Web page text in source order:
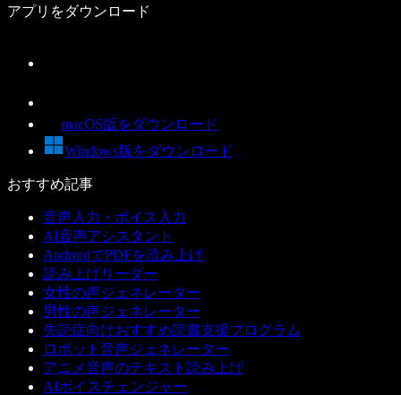
アプリをダウンロード
macOS版をダウンロード
Windows版をダウンロード
おすすめ記事
音声入力・ボイス入力
AI音声アシスタント
AndroidでPDFを読み上げ
読み上げリーダー
女性の声ジェネレーター
男性の声ジェネレーター
失読症向けおすすめ読書支援プログラム
ロボット音声ジェネレーター
アニメ音声のテキスト読み上げ
AIボイスチェンジャー